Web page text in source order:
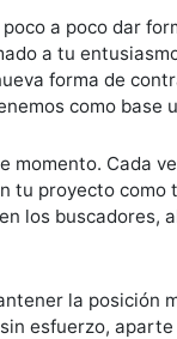
a poco dar
a tu
forma de
como base
momento. Cada
tu proyecto como
los buscadores,
la posición
esfuerzo,